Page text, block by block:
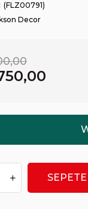
(FLZ00791)
Decor